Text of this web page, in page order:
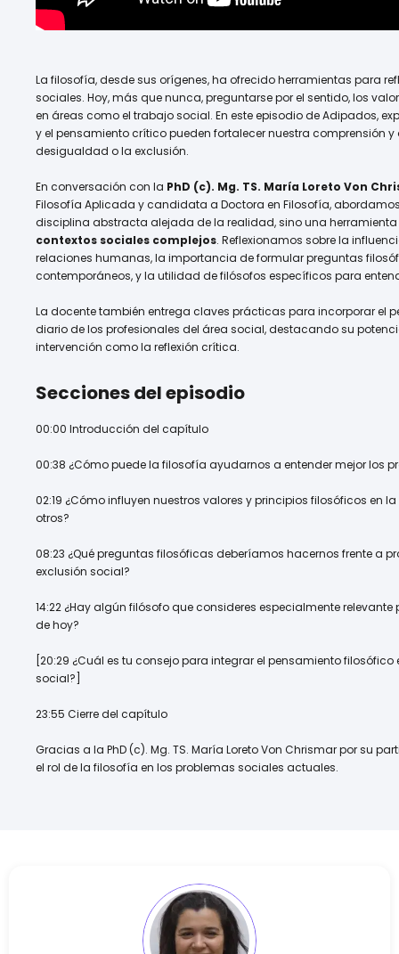
La filosofía, desde sus orígenes, ha ofrecido herramientas para
sociales. Hoy, más que nunca, preguntarse por el sentido, los
en áreas como el trabajo social. En este episodio de Adipados,
y el pensamiento crítico pueden fortalecer nuestra comprensión
desigualdad o la exclusión.
En conversación con la PhD (c). Mg. TS. María Loreto Von
Filosofía Aplicada y candidata a Doctora en Filosofía,
disciplina abstracta alejada de la realidad, sino una
contextos sociales complejos. Reflexionamos sobre la
relaciones humanas, la importancia de formular preguntas
contemporáneos, y la utilidad de filósofos específicos para
La docente también entrega claves prácticas para incorporar el
diario de los profesionales del área social, destacando su
intervención como la reflexión crítica.
Secciones del episodio
00:00 Introducción del capítulo
00:38 ¿Cómo puede la filosofía ayudarnos a entender mejor los
02:19 ¿Cómo influyen nuestros valores y principios filosóficos en
otros?
08:23 ¿Qué preguntas filosóficas deberíamos hacernos frente a
exclusión social?
14:22 ¿Hay algún filósofo que consideres especialmente
de hoy?
[20:29 ¿Cuál es tu consejo para integrar el pensamiento
social?]
23:55 Cierre del capítulo
Gracias a la PhD (c). Mg. TS. María Loreto Von Chrismar por su
el rol de la filosofía en los problemas sociales actuales.